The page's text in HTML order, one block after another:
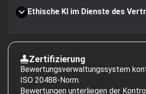
Ethische KI im Dienste des
Zertifizierung
Bewertungsverwaltungssystem
ISO 20488-Norm.
Bewertungen unterliegen der